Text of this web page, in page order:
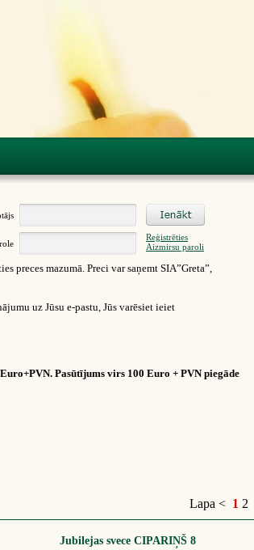
Reģistrēties
Aizmirsu paroli
preces mazumā. Preci var saņemt SIA”Greta”,
uz Jūsu e-pastu, Jūs varēsiet ieiet
Pasūtījums virs 100 Euro + PVN piegāde
Lapa < 1 2
Jubilejas svece CIPARIŅŠ 8